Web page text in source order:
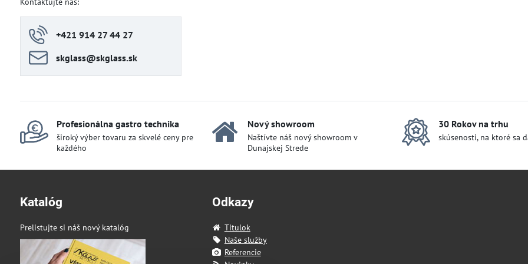
+421 914 27 44 27
skglass​@skglass​.sk
Profesionálna gastro technika
široký výber tovaru za skvelé ceny pre
každého
Nový showroom
Naštívte náš nový showroom v
Dunajskej Strede
30 Rokov na trhu
skúsenosti, na ktoré sa
Katalóg
Prelistujte si náš nový katalóg
Odkazy
Titulok
Naše služby
Referencie